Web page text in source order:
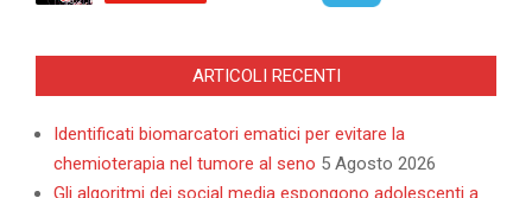
ARTICOLI RECENTI
Identificati biomarcatori ematici per evitare la
chemioterapia nel tumore al seno 5 Agosto 2026